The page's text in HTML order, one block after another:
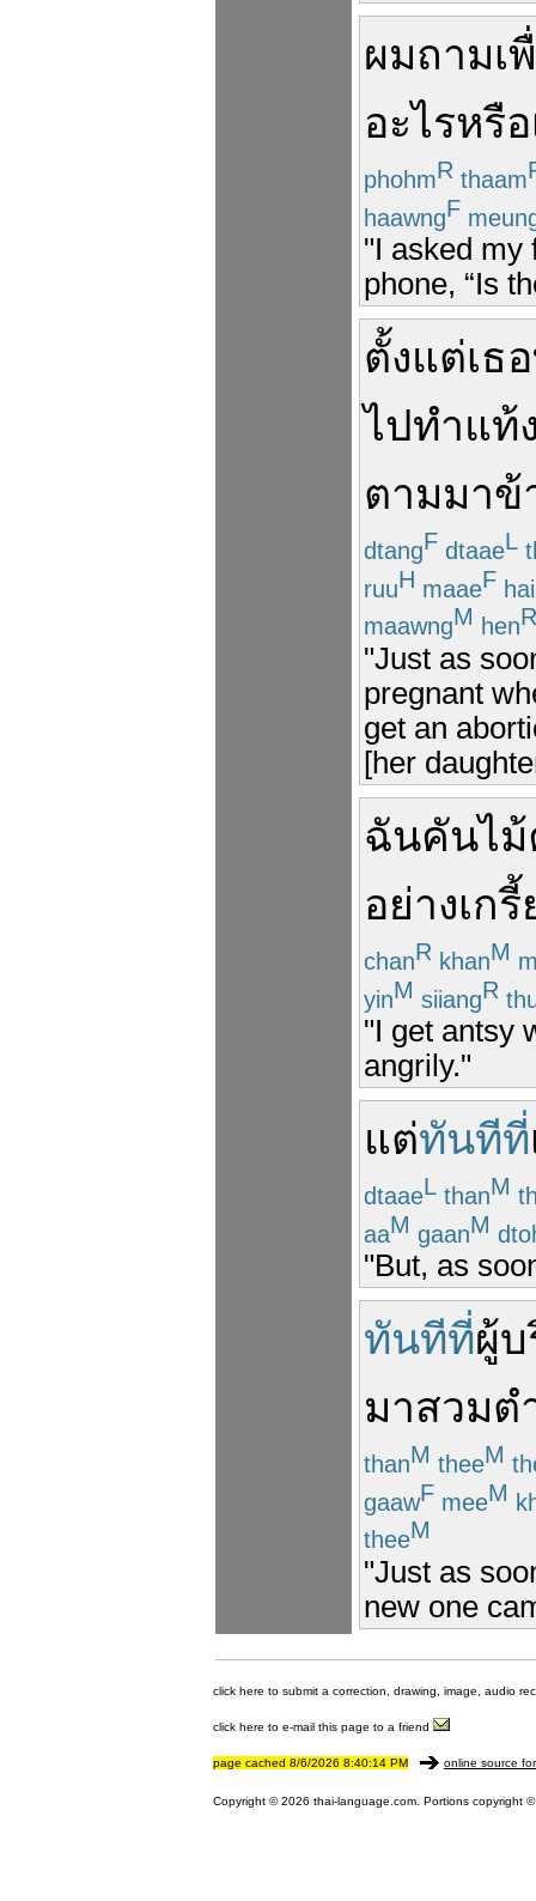
ผมถามเ
อะไรหรื
phohmR thaam
haawngF
"I asked my
phone, “Is
ตั้งแต่เธอ
ไปทำแท้
ตามมาข้
dtangF dtaaeL
ruuH maaeF hai
maawngM henR
"Just as
pregnant
get an
[her
ฉันคันไ
อย่างเก
chanR khanM
yinM siiangR
"I get antsy
angrily."
แต่ทันทีที่
dtaaeL thanM
aaM gaanM
"But, as
ทันทีที่ผู้
มาสวมต
thanM theeM
gaawF meeM
theeM
"Just as
new one
click here to submit a correction, drawing, image, audio
click here to e-mail this page to a friend
page cached 8/6/2026 8:40:14 PM online source
Copyright © 2026 thai-language.com. Portions copyright